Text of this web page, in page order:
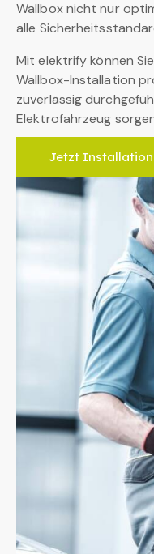
Wallbox nicht nur
alle
Mit elektrify können
Wallbox-Installation
zuverlässig
Elektrofahrzeug
Jetzt Installation